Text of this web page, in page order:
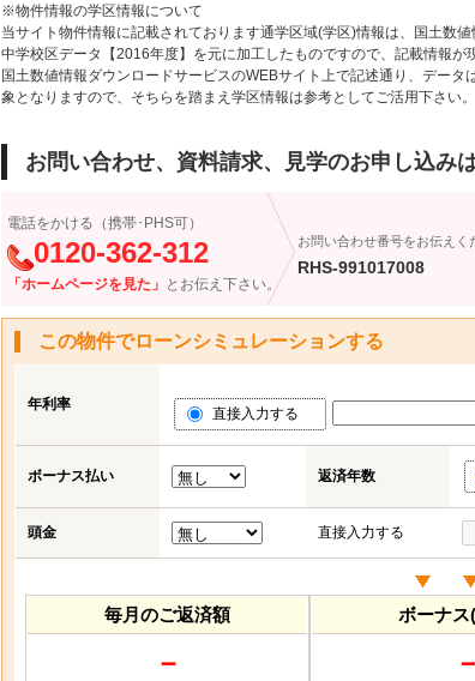
※物件情報の学区情報について
当サイト物件情報に記載されております通学区域(学区)情報は、国土数
中学校区データ【2016年度】を元に加工したものですので、記載情報が
国土数値情報ダウンロードサービスのWEBサイト上で記述通り、デー
象となりますので、そちらを踏まえ学区情報は参考としてご活用下さい。
お問い合わせ、資料請求、見学のお申し込み
電話をかける（携帯･PHS可）
0120-362-312
「ホームページを見た」 とお伝え下さい。
お問い合わせ番号をお伝えく
RHS-991017008
この物件でローンシミュレーションする
年利率
直接入力する
ボーナス払い 返済年数
頭金 直接入力する
毎月のご返済額
－
ボーナス
－